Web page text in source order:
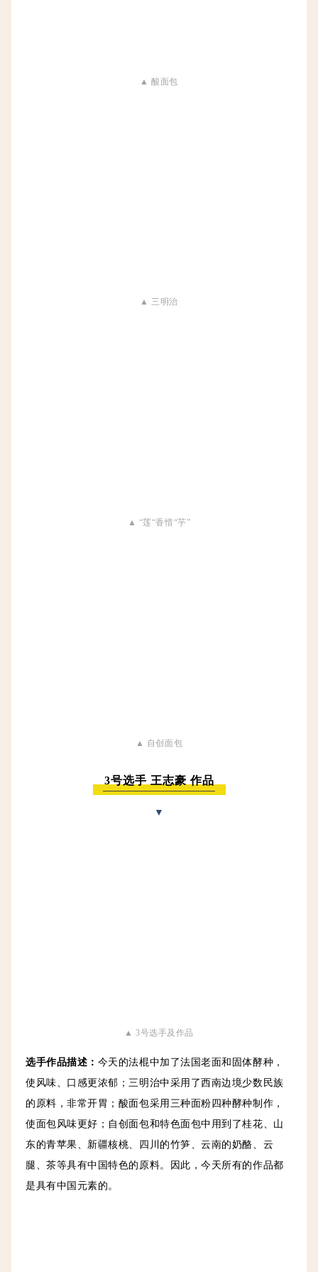
▲ 酸面包
▲ 三明治
▲ “莲“香惜“芋”
▲ 自创面包
3号选手 王志豪 作品
▼
▲ 3号选手及作品
选手作品描述 ： 今天的法棍中加了法国老面和固体酵种，
使风味、口感更浓郁；三明治中采用了西南边境少数民族
的原料，非常开胃；酸面包采用三种面粉四种酵种制作，
使面包风味更好；自创面包和特色面包中用到了桂花、山
东的青苹果、新疆核桃、四 川的竹笋、云南的奶酪、云
腿、茶等具有中国特色的原料。因此，今天所有的作品都
是具有中国元素的。